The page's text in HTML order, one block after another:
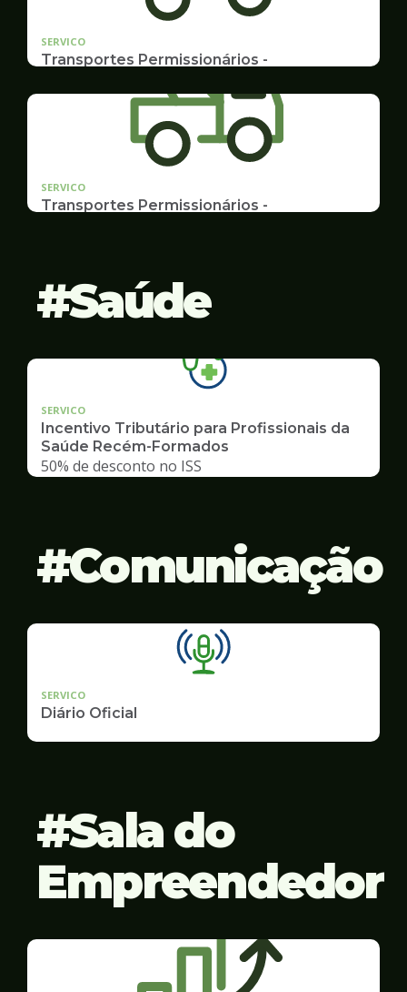
SERVICO
Transportes Permissionários -
Documentação, Requerimento e Transferência
SERVICO
Transportes Permissionários -
Saúde
SERVICO
Incentivo Tributário para Profissionais da
Saúde Recém-Formados
50% de desconto no ISS
Comunicação
SERVICO
Diário Oficial
Sala do
Empreendedor